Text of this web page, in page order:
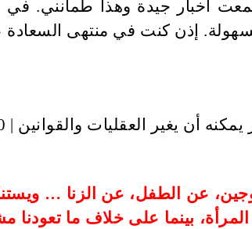
أخبار جيدة وهذا طمأنني. في
إذن كنت في منتهى
عن الطفل، عن الزنا …
بينما على خلاف ما